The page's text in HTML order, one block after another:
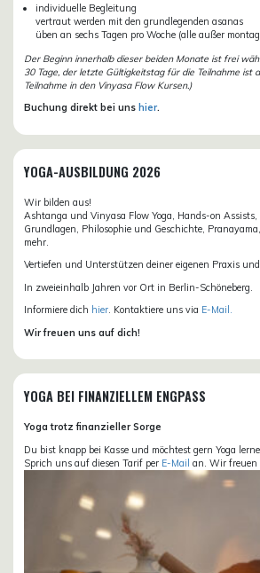
individuelle Begleitung
vertraut werden mit den grundlegenden asanas
üben an sechs Tagen pro Woche (alle außer
Der Beginn innerhalb dieser beiden Monate ist frei
30 Tage, der letzte Gültigkeitstag für die Teilnahme ist
Teilnahme in den Vinyasa Flow Kursen.)
Buchung direkt bei uns hier.
YOGA-AUSBILDUNG 2026
Wir bilden aus!
Ashtanga und Vinyasa Flow Yoga, Hands-on
Grundlagen, Philosophie und Geschichte,
mehr.
Vertiefen und Unterstützen deiner eigenen Praxis und
In zweieinhalb Jahren vor Ort in Berlin-Schöneberg.
Informiere dich hier. Kontaktiere uns via E-Mail.
Wir freuen uns auf dich!
YOGA BEI FINANZIELLEM ENGPASS
Yoga trotz finanzieller Sorge
Du bist knapp bei Kasse und möchtest gern Yoga
Sprich uns auf diesen Tarif per E-Mail an. Wir freuen